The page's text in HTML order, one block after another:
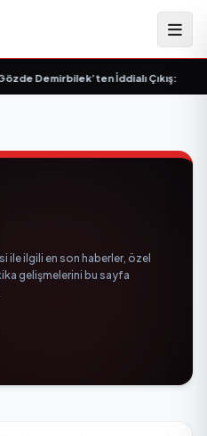
Demirbilek’ten İddialı Çıkış: “Son
ile ilgili en son haberler, özel
gelişmelerini bu sayfa